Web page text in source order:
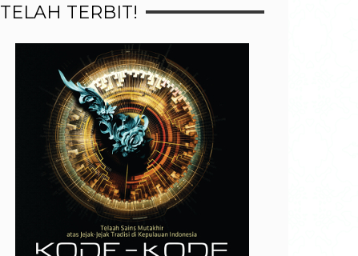
TELAH TERBIT!